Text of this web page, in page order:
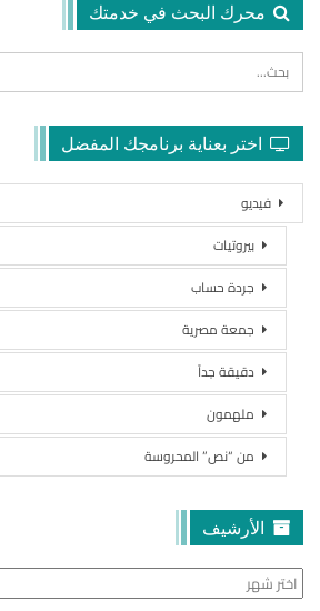
محرك البحث في خدمتك
اختر بعناية برنامجك المفضل
فيديو
بيروتيات
جردة حساب
جمعة مصرية
دقيقة جداً
ملهمون
من “نص” المحروسة
الأرشيف
الأرشيف